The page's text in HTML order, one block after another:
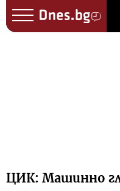
ЦИК: Машинно